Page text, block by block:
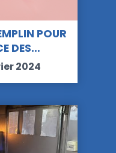
POUR
DES…
2024